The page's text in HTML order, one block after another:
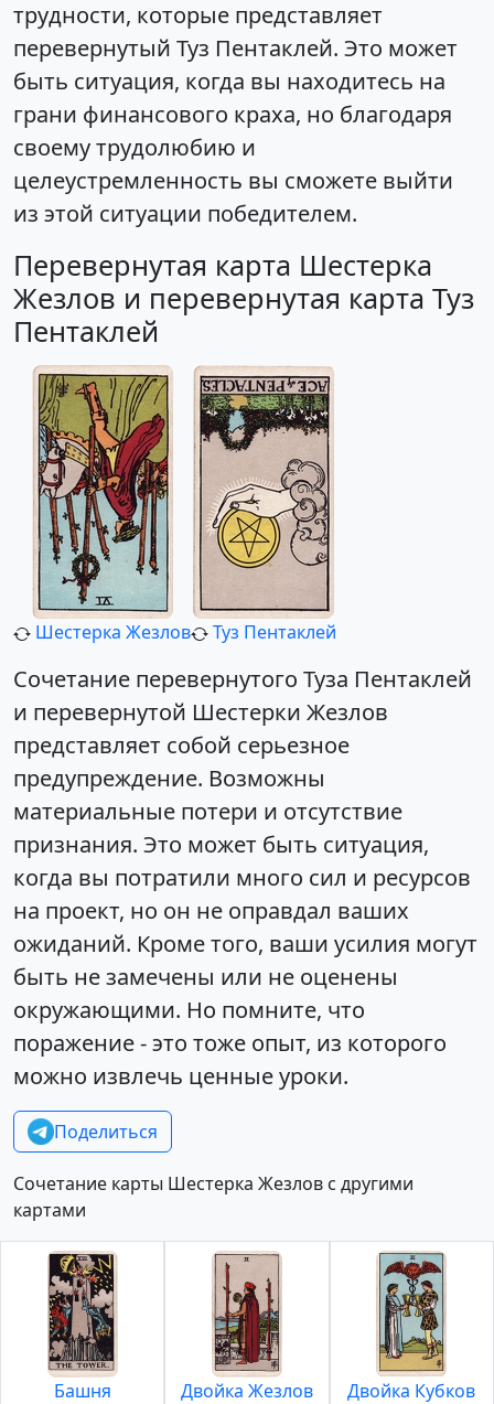
трудности, которые представляет
перевернутый Туз Пентаклей. Это может
быть ситуация, когда вы находитесь на
грани финансового краха, но благодаря
своему трудолюбию и
целеустремленность вы сможете выйти
из этой ситуации победителем.
Перевернутая карта Шестерка
Жезлов и перевернутая карта Туз
Пентаклей
Шестерка Жезлов Туз Пентаклей
Сочетание перевернутого Туза Пентаклей
и перевернутой Шестерки Жезлов
представляет собой серьезное
предупреждение. Возможны
материальные потери и отсутствие
признания. Это может быть ситуация,
когда вы потратили много сил и ресурсов
на проект, но он не оправдал ваших
ожиданий. Кроме того, ваши усилия могут
быть не замечены или не оценены
окружающими. Но помните, что
поражение - это тоже опыт, из которого
можно извлечь ценные уроки.
Поделиться
Сочетание карты Шестерка Жезлов с другими
картами
Башня Двойка Жезлов Двойка Кубков